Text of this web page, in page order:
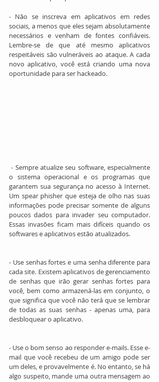
- Não se inscreva em aplicativos em redes
sociais, a menos que eles sejam absolutamente
necessários e venham de fontes confiáveis.
Lembre-se de que até mesmo aplicativos
respeitáveis ​​são vulneráveis ​​ao ataque. A cada
novo aplicativo, você está criando uma nova
oportunidade para ser hackeado.
- Sempre atualize seu software, especialmente
o sistema operacional e os programas que
garantem sua segurança no acesso à Internet.
Um spear phisher que esteja de olho nas suas
informações pode precisar somente de alguns
poucos dados para invader seu computador.
Essas invasões ficam mais difíceis quando os
softwares e aplicativos estão atualizados.
- Use senhas fortes e uma senha diferente para
cada site. Existem aplicativos de gerenciamento
de senhas que irão gerar senhas fortes para
você, bem como armazená-las em conjunto, o
que significa que você não terá que se lembrar
de todas as suas senhas - apenas uma, para
desbloquear o aplicativo.
- Use o bom senso ao responder e-mails. Esse e-
mail que você recebeu de um amigo pode ser
um deles, e provavelmente é. No entanto, se há
algo suspeito, mande uma outra mensagem ao